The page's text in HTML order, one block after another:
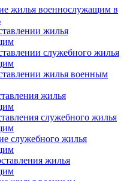
жилья военнослужащим в
жилья
служебного жилья
жилья военным
жилья
служебного жилья
служебного жилья
жилья